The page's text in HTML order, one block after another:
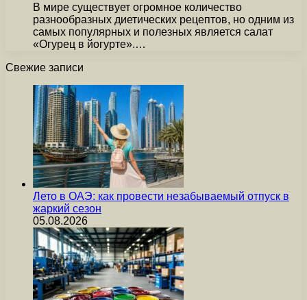
В мире существует огромное количество
разнообразных диетических рецептов, но одним из
самых популярных и полезных является салат
«Огурец в йогурте».…
Свежие записи
Лето в ОАЭ: как провести незабываемый отпуск в
жаркий сезон
05.08.2026